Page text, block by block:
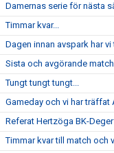
Damernas serie för nästa
Timmar kvar...
Dagen innan avspark har
Sista och avgörande
Tungt tungt tungt...
Gameday och vi har träffat
Referat Hertzöga BK-
Timmar kvar till match och